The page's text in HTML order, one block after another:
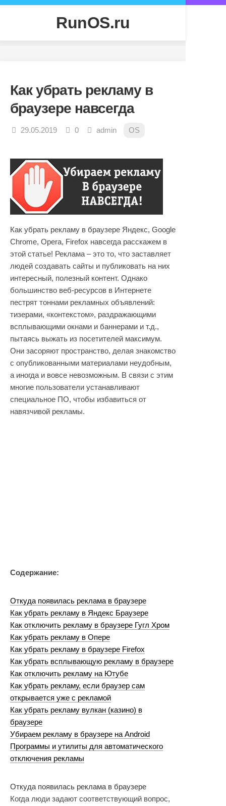
Skip
RunOS.ru
Как убрать рекламу в
браузере навсегда
29.05.2019 0 admin OS
Как убрать рекламу в браузере Яндекс, Google
Chrome, Opera, Firefox навсегда расскажем в
этой статье! Реклама – это то, что заставляет
людей создавать сайты и публиковать на них
интересный, полезный контент. Однако
большинство веб-ресурсов в Интернете
пестрят тоннами рекламных объявлений:
тизерами, «контекстом», раздражающими
всплывающими окнами и баннерами и т.д.,
пытаясь выжать из посетителей максимум.
Они засоряют пространство, делая знакомство
с опубликованными материалами неудобным,
а иногда и вовсе невозможным. В связи с этим
многие пользователи устанавливают
специальное ПО, чтобы избавиться от
навязчивой рекламы.
Содержание:
Откуда появилась реклама в браузере
Как убрать рекламу в Яндекс Браузере
Как отключить рекламу в браузере Гугл Хром
Как убрать рекламу в Опере
Как убрать рекламу в браузере Firefox
Как убрать всплывающую рекламу в браузере
Как отключить рекламу на Ютубе
Как убрать рекламу, если браузер сам
открывается уже с рекламой
Как убрать рекламу вулкан (казино) в
браузере
Убираем рекламу в браузере на Android
Программы и утилиты для автоматического
отключения рекламы
Откуда появилась реклама в браузере
Когда люди задают соответствующий вопрос,